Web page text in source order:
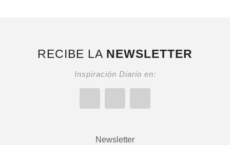
RECIBE LA NEWSLETTER
Inspiración Diario en:
Newsletter